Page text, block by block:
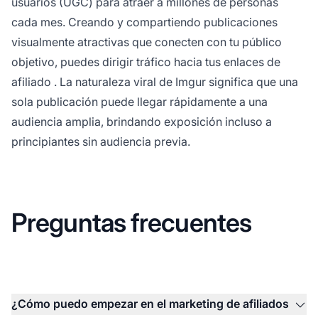
cada mes. Creando y compartiendo publicaciones
visualmente atractivas que conecten con tu público
objetivo, puedes dirigir tráfico hacia tus enlaces de
afiliado . La naturaleza viral de Imgur significa que una
sola publicación puede llegar rápidamente a una
audiencia amplia, brindando exposición incluso a
principiantes sin audiencia previa.
Preguntas frecuentes
¿Cómo puedo empezar en el marketing de afiliados